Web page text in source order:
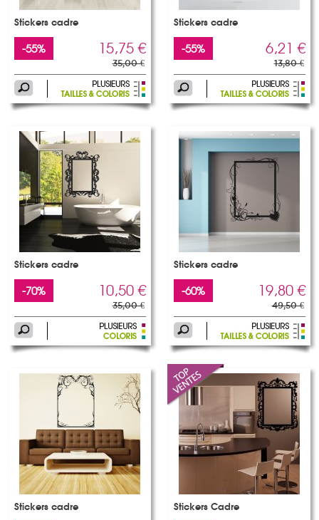
Stickers cadre
-55% 15,75 €
35,00 €
Stickers cadre
-55% 6,21 €
13,80 €
Stickers cadre
-70% 10,50 €
35,00 €
Stickers cadre
-60% 19,80 €
49,50 €
Stickers cadre Stickers Cadre